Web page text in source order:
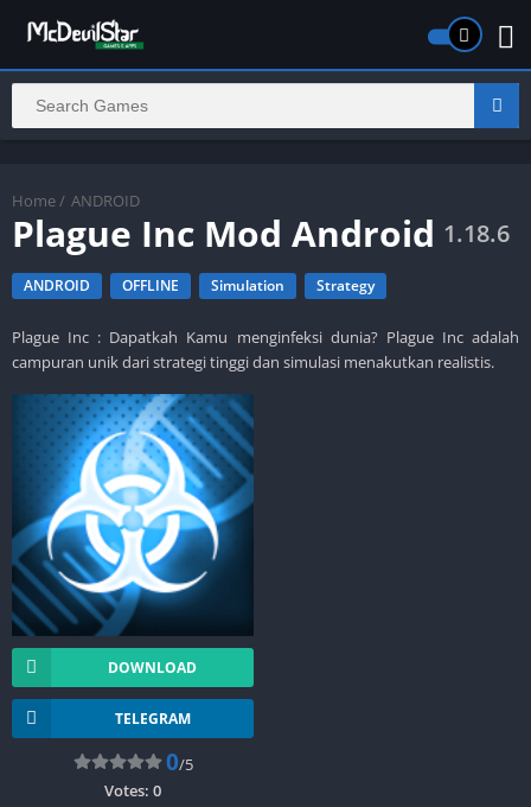
Home / ANDROID
Plague Inc Mod Android 1.18.6
ANDROID OFFLINE Simulation Strategy
Plague Inc : Dapatkah Kamu menginfeksi dunia? Plague Inc adalah
campuran unik dari strategi tinggi dan simulasi menakutkan realistis.
DOWNLOAD
TELEGRAM
0/5
Votes: 0